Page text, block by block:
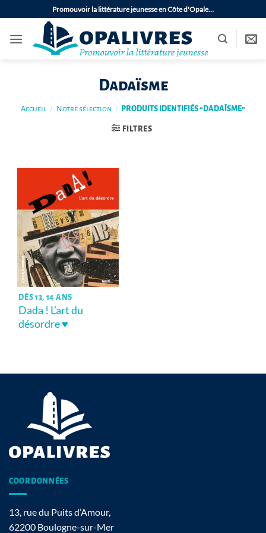
au
contenu
Promouvoir la littérature jeunesse en Côte d'Opale…
Dadaïsme
Accueil / Notre sélection / PRODUITS IDENTIFIÉS “DADAÏSME”
FILTRES
DÈS 13, 14 ANS
Dada ! L’art du
désordre ♥
COORDONNÉES
13, rue du Puits d’Amour,
62200 Boulogne-sur-Mer